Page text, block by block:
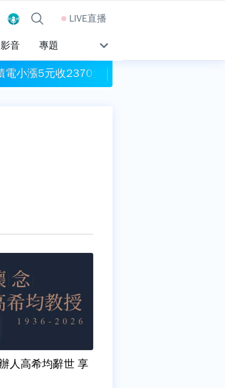
LIVE直播
影音 專題
小漲5元收2370元
人高希均辭世 享